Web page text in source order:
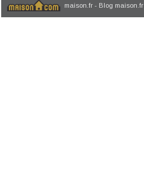
maison.fr - Blog maison.fr